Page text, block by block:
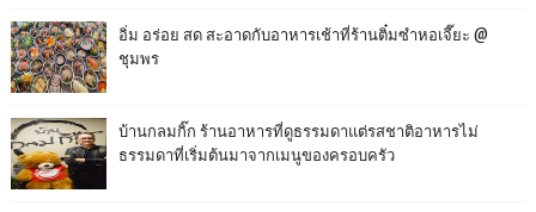
อิ่ม อร่อย สด สะอาดกับอาหารเช้าที่ร้านติ๋มซำหอเจี๊ยะ @
ชุมพร
บ้านกลมกิ๊ก ร้านอาหารที่ดูธรรมดาแต่รสชาติอาหารไม่
ธรรมดาที่เริ่มต้นมาจากเมนูของครอบครัว